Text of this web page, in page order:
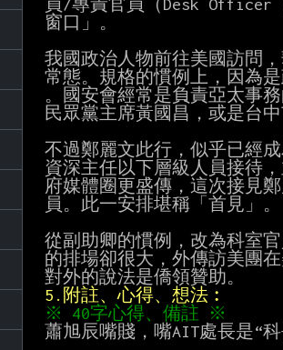
窗口」。
我國政治人物前往美國訪問
常態。規格的慣例上，因為
。國安會經常是負責亞太事
民眾黨主席黃國昌，或是台
不過鄭麗文此行，似乎已經
資深主任以下層級人員接待
府媒體圈更盛傳，這次接見
員。此一安排堪稱「首見」。
從副助卿的慣例，改為科室
的排場卻很大，外傳訪美團
5.附註、心得、想法︰
※ 40字心得、備註 ※
蕭旭辰嘴賤，嘴AIT處長是“科